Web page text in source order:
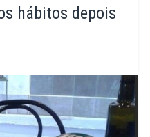
hábitos depois